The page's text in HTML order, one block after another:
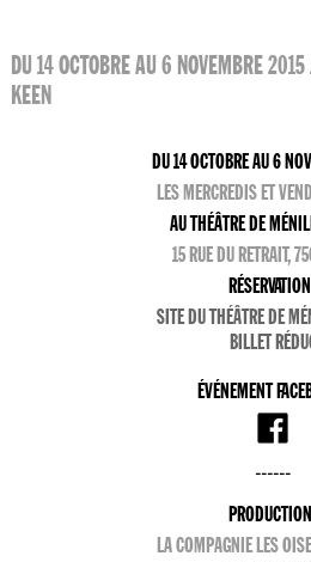
DU 14 OCTOBRE AU 6 NOVEMBRE
KEEN
DU 14 OCTOBRE AU 6
LES MERCREDIS ET
AU THÉÂTRE DE
15 RUE DU RETRAIT,
RÉSERVATION
SITE DU THÉÂTRE DE
BILLET
ÉVÉNEMENT
------
PRODUCTION
LA COMPAGNIE LES